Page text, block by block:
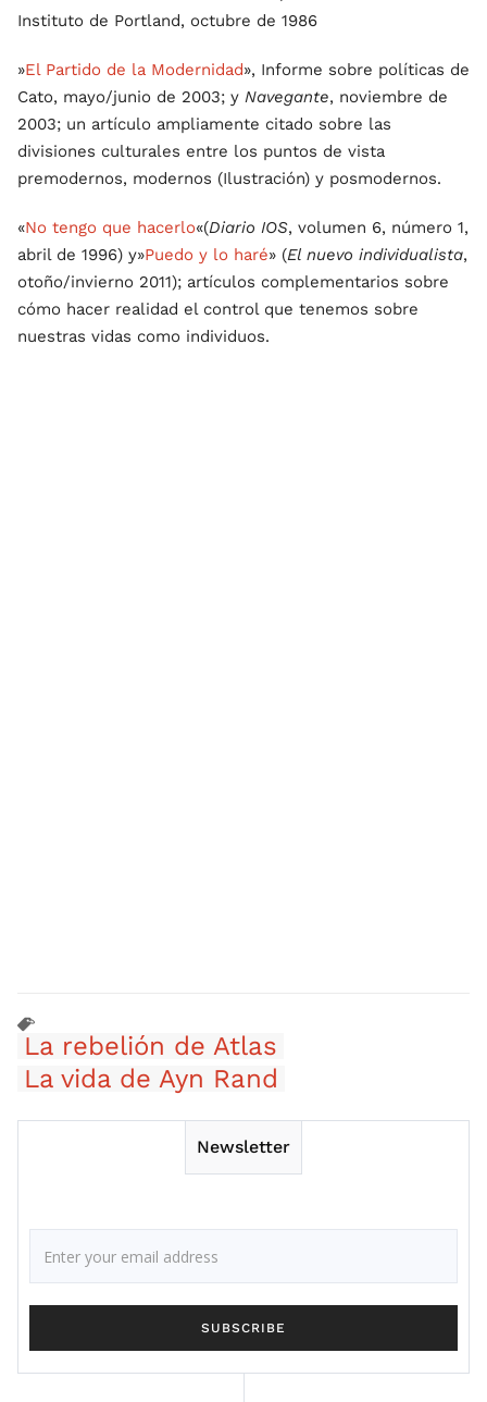
Instituto de Portland, octubre de 1986
»El Partido de la Modernidad», Informe sobre políticas de
Cato, mayo/junio de 2003; y Navegante, noviembre de
2003; un artículo ampliamente citado sobre las
divisiones culturales entre los puntos de vista
premodernos, modernos (Ilustración) y posmodernos.
«No tengo que hacerlo«(Diario IOS, volumen 6, número 1,
abril de 1996) y»Puedo y lo haré» (El nuevo individualista,
otoño/invierno 2011); artículos complementarios sobre
cómo hacer realidad el control que tenemos sobre
nuestras vidas como individuos.
La rebelión de Atlas
La vida de Ayn Rand
Newsletter